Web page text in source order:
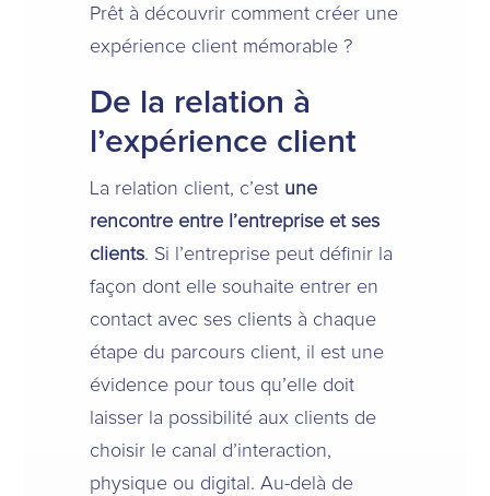
Prêt à découvrir comment créer une
expérience client mémorable ?
De la relation à
l’expérience client
La relation client, c’est une
rencontre entre l’entreprise et ses
clients. Si l’entreprise peut définir la
façon dont elle souhaite entrer en
contact avec ses clients à chaque
étape du parcours client, il est une
évidence pour tous qu’elle doit
laisser la possibilité aux clients de
choisir le canal d’interaction,
physique ou digital. Au-delà de